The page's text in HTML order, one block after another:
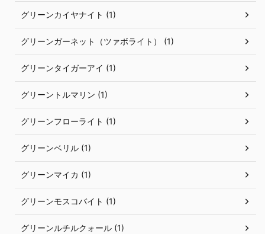
グリーンカイヤナイト (1)
グリーンガーネット（ツァボライト） (1)
グリーンタイガーアイ (1)
グリーントルマリン (1)
グリーンフローライト (1)
グリーンベリル (1)
グリーンマイカ (1)
グリーンモスコバイト (1)
グリーンルチルクォール (1)